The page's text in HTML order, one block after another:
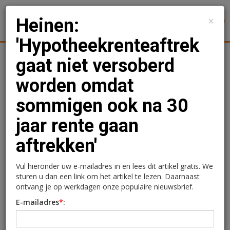
Nieuws Uitgelicht Woningmarkt
Heinen:
'Hypotheekrenteaftrek
gaat niet versoberd
worden omdat sommigen
ook na 30 jaar rente gaan
aftrekken'
×
Heinen:
'Hypotheekrenteaftrek
gaat niet versoberd
worden omdat
sommigen ook na 30
jaar rente gaan
aftrekken'
Vul hieronder uw e-mailadres in en lees dit artikel gratis. We
sturen u dan een link om het artikel te lezen. Daarnaast
ontvang je op werkdagen onze populaire nieuwsbrief.
E-mailadres*: